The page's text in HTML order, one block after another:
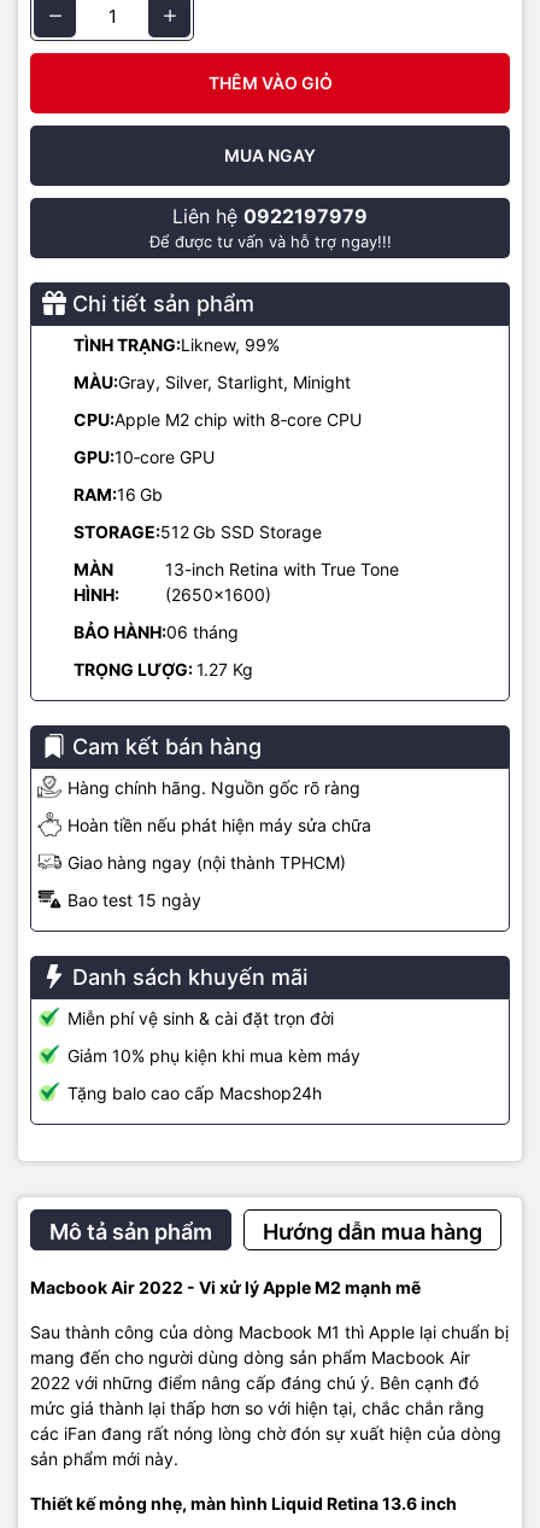
THÊM VÀO GIỎ
MUA NGAY
Liên hệ 0922197979
Để được tư vấn và hỗ trợ ngay!!!
Chi tiết sản phẩm
TÌNH TRẠNG:Liknew, 99%
MÀU:Gray, Silver, Starlight, Minight
CPU:Apple M2 chip with 8‑core CPU
GPU:10‑core GPU
RAM:16 Gb
STORAGE:512Gb SSD Storage
MÀN
HÌNH:
13-inch Retina with True Tone
(2650×1600)
BẢO HÀNH:06 tháng
TRỌNG LƯỢG:1.27 Kg
Cam kết bán hàng
Hàng chính hãng. Nguồn gốc rõ ràng
Hoàn tiền nếu phát hiện máy sửa chữa
Giao hàng ngay (nội thành TPHCM)
Bao test 15 ngày
Danh sách khuyến mãi
Miễn phí vệ sinh & cài đặt trọn đời
Giảm 10% phụ kiện khi mua kèm máy
Tặng balo cao cấp Macshop24h
Mô tả sản phẩm Hướng dẫn mua hàng
Macbook Air 2022 - Vi xử lý Apple M2 mạnh mẽ
Sau thành công của dòng Macbook M1 thì Apple lại chuẩn bị
mang đến cho người dùng dòng sản phẩm Macbook Air
2022 với những điểm nâng cấp đáng chú ý. Bên cạnh đó
mức giá thành lại thấp hơn so với hiện tại, chắc chắn rằng
các iFan đang rất nóng lòng chờ đón sự xuất hiện của dòng
sản phẩm mới này.
Thiết kế mỏng nhẹ, màn hình Liquid Retina 13.6 inch
thao tác truy cập vào các ứng dụng diễn ra chỉ trong tích tắc, bao
gồm Microsoft 365 và nhiều ứng dụng iOS khác.
Đặc biệt, thiết bị còn có tính năng thực hiện và nhận cuộc gọi
iPhone, kết nối iPad như màn hình hiển thị thứ hai và mở khoá
Macbook bằng Apple Watch.
Nhờ được trang bị bộ vi xử lý mới vô cùng độc đáo giúp Macbook
lớn, bạn thoải mái lướt web, nghe nhạc, giải trí hoặc làm việc trong
cả ngày dài mà không lo hết pin.
Bên cạnh đó, hệ thống tản nhiệt thông minh được trang bị trên
giúp cho hiệu suất luôn được duy trì và đảm bảo trong thời gian
dài.
TrackPad đa điểm, bàn phím tích hợp nhiều chức năng
Một trong những điểm nổi bật nữa của MacBook Air 2022 mang
trên chiếc MacBook Air này.
Bàn phím Magic Keyboard có hàng phím chức năng hỗ trợ truy
cập nhanh, phím điều khiển và phím tắt. Ngoài ra, touch ID giúp
chạm.
Chất lượng hình ảnh cuộc gọi sắc nét, âm thanh sống động
MacBook Air 2022 sở hữu tính năng gọi điện video camera
Facetime độ phân giải 1080 kết hợp micro. Trong quá trình trò
chuyện, bạn sẽ cảm nhận được hình ảnh rõ ràng, sắc nét, hiệu suất
ánh sáng được cải thiện.